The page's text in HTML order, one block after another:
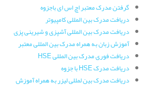
گرفتن مدرک معتبر اچ اس ای باجزوه
دریافت مدرک بین المللی کامپیوتر
دریافت مدرک بین المللی آشپزی و شیرینی پزی
آموزش زبان به همراه مدرک بین المللی معتبر
دریافت فوری مدرک بین المللی HSE
دریافت مدرک HSE با جزوه
دریافت مدرک بین لمللی لیزر به همراه آموزش